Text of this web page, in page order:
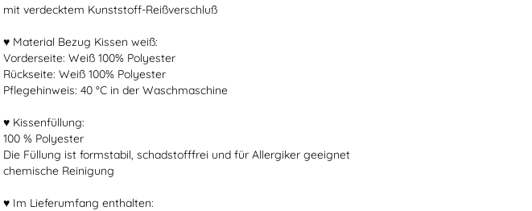
mit verdecktem Kunststoff-Reißverschluß
♥ Material Bezug Kissen weiß:
Vorderseite: Weiß 100% Polyester
Rückseite: Weiß 100% Polyester
Pflegehinweis: 40 °C in der Waschmaschine
♥ Kissenfüllung:
100 % Polyester
Die Füllung ist formstabil, schadstofffrei und für Allergiker geeignet
chemische Reinigung
♥ Im Lieferumfang enthalten: